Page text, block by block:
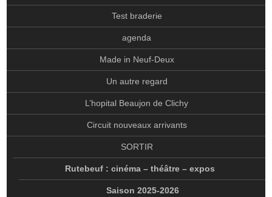
MADE IN NEUF-DEUX
UN AUTRE REGARD
L’HOPITAL BEAUJON DE CLICHY
CIRCUIT NOUVEAUX ARRIVANTS
SORTIR
RUTEBEUF : CINÉMA – THÉÂTRE – EXPOS
SAISON 2025-2026
CINÉMA – PROGRAMME DU MOIS
PAVILLON VENDÔME – CENTRE D’ART
Test braderie
agenda
Made in Neuf-Deux
Un autre regard
L’hopital Beaujon de Clichy
Circuit nouveaux arrivants
SORTIR
Rutebeuf : cinéma – théâtre – expos
Saison 2025-2026